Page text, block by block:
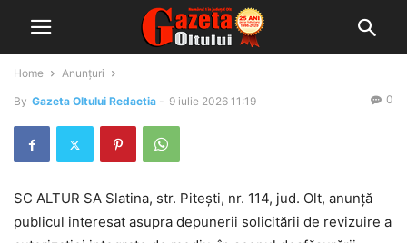
Home Anunțuri
By Gazeta Oltului Redactia - 9 iulie 2026 11:19 0
SC ALTUR SA Slatina, str. Pitești, nr. 114, jud. Olt, anunță
publicul interesat asupra depunerii solicitării de revizuire a